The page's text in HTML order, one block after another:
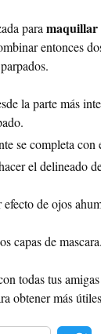
paramaquillar
entonces
la parte más
se completa con
el delineado
de ojos
capas de mascara.
todas tus
obtener más